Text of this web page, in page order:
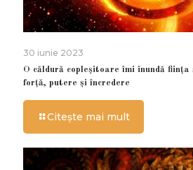
30 iunie 2023
O căldură copleșitoare îmi inundă ființa
forță, putere și încredere
Citește mai mult